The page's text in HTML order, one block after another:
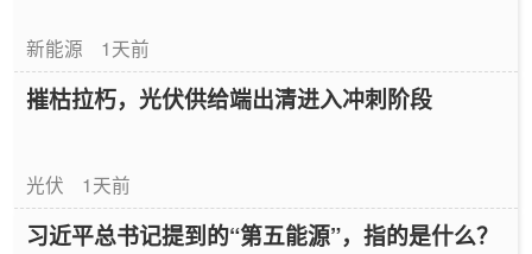
新能源 1天前
摧枯拉朽，光伏供给端出清进入冲刺阶段
光伏 1天前
习近平总书记提到的“第五能源”，指的是什么？